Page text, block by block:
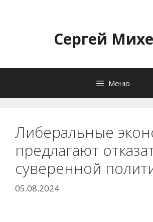
содержимомуСергей
Меню
Либеральные
предлагают
суверенной
05.08.2024